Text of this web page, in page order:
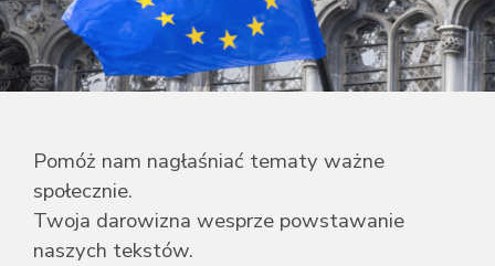
Pomóż nam nagłaśniać tematy ważne
społecznie.
Twoja darowizna wesprze powstawanie
naszych tekstów.